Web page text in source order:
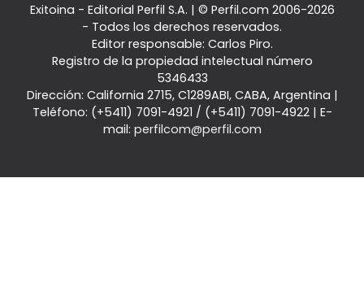
Exitoina - Editorial Perfil S.A. | © Perfil.com 2006-2026
- Todos los derechos reservados.
Editor responsable: Carlos Piro.
Registro de la propiedad intelectual número
5346433
Dirección: California 2715, C1289ABI, CABA, Argentina |
Teléfono: (+5411) 7091-4921 / (+5411) 7091-4922| E-
mail: perfilcom@perfil.com